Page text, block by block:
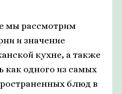
мы рассмотрим
и значение
кухне, а также
как одного из самых
блюд в